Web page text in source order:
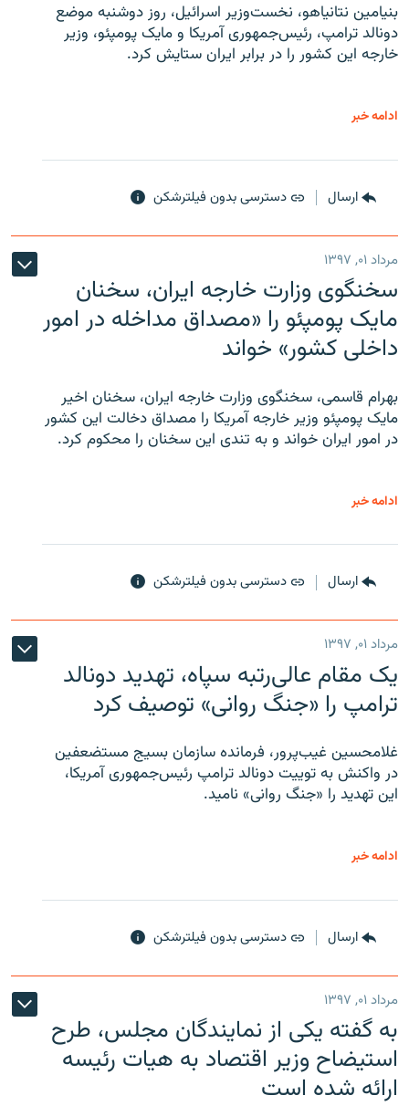
بنیامین نتانیاهو، نخست‌وزیر اسرائیل، روز دوشنبه موضع
دونالد ترامپ، رئیس‌جمهوری آمریکا و مایک پومپئو، وزیر
خارجه این کشور را در برابر ایران ستایش کرد.
ادامه خبر
ارسال دسترسی بدون فیلترشکن
مرداد ۰۱, ۱۳۹۷
سخنگوی وزارت خارجه ایران، سخنان
مایک پومپئو را «مصداق مداخله در امور
داخلی کشور» خواند
بهرام قاسمی، سخنگوی وزارت خارجه ایران، سخنان اخیر
مایک پومپئو وزیر خارجه آمریکا را مصداق دخالت این کشور
در امور ایران خواند و به تندی این سخنان را محکوم کرد.
ادامه خبر
ارسال دسترسی بدون فیلترشکن
مرداد ۰۱, ۱۳۹۷
یک مقام عالی‌رتبه سپاه، تهدید دونالد
ترامپ را «جنگ روانی» توصیف کرد
غلامحسین غیب‌پرور، فرمانده سازمان بسیج مستضعفین
در واکنش به توییت دونالد ترامپ رئیس‌جمهوری آمریکا،
این تهدید را «جنگ روانی» نامید.
ادامه خبر
ارسال دسترسی بدون فیلترشکن
مرداد ۰۱, ۱۳۹۷
به گفته یکی از نمایندگان مجلس، طرح
استیضاح وزیر اقتصاد به هیات رئیسه
ارائه شده است